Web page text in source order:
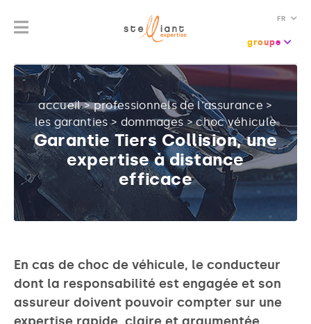
FR
groupe
accueil>professionnels de l'assurance >
les garanties> dommages>choc véhicule
Garantie Tiers Collision, une
expertise à distance
efficace
En cas de choc de véhicule, le conducteur
dont la responsabilité est engagée et son
assureur doivent pouvoir compter sur une